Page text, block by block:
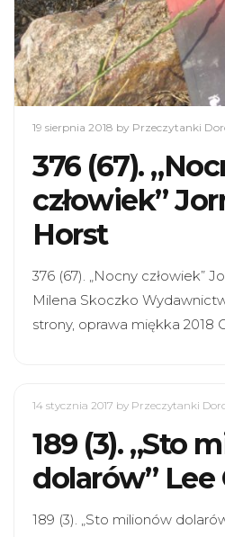
19 sierpnia 2018 by Przeczytanki
376 (67).
człowiek”
Horst
376 (67). „Nocny człowiek”
Milena Skoczko
strony, oprawa miękka 2018
14 stycznia 2017 by Przeczytanki
189 (3). „Sto
dolarów” Lee
189 (3). „Sto milionów